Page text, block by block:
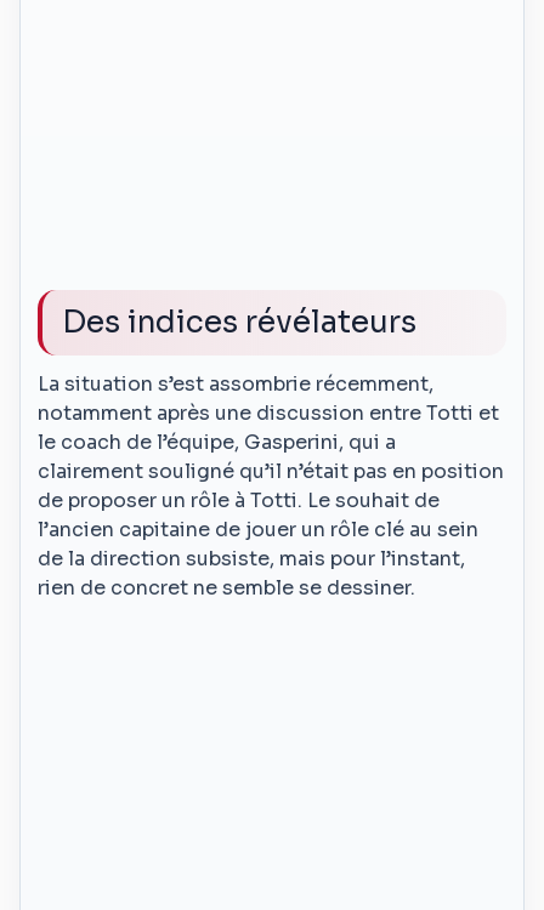
Des indices révélateurs
La situation s’est assombrie récemment,
notamment après une discussion entre Totti et
le coach de l’équipe, Gasperini, qui a
clairement souligné qu’il n’était pas en position
de proposer un rôle à Totti. Le souhait de
l’ancien capitaine de jouer un rôle clé au sein
de la direction subsiste, mais pour l’instant,
rien de concret ne semble se dessiner.